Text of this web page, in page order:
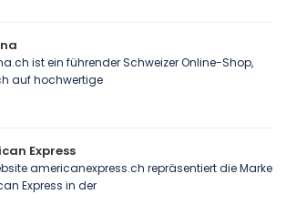
ist ein führender Schweizer Online-Shop,
auf hochwertige
Express
americanexpress.ch repräsentiert die Marke
Express in der